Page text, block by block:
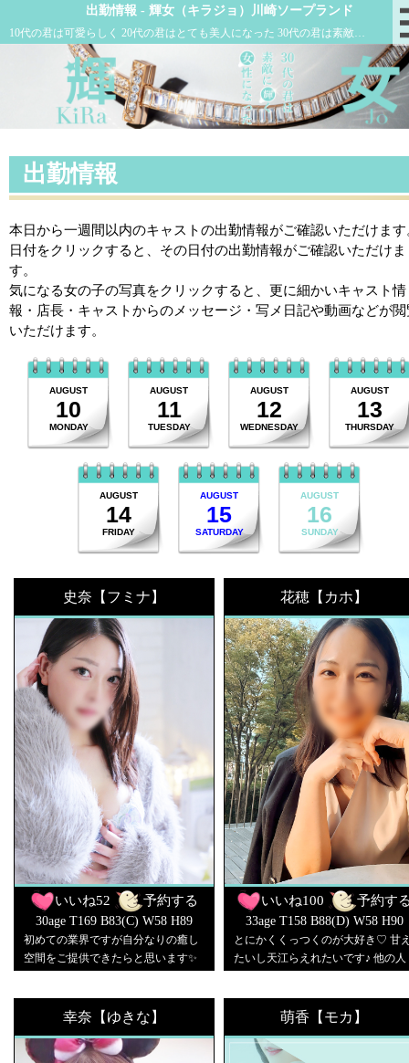
出勤情報 - 輝女（キラジョ）川崎ソープランド
10代の君は可愛らしく 20代の君はとても美人になった 30代の君は素敵に輝く女性になった
出勤情報
本日から一週間以内のキャストの出勤情報がご確認いただけます
日付をクリックすると、その日付の出勤情報がご確認いただけま
す。
気になる女の子の写真をクリックすると、更に細かいキャスト情
報・店長・キャストからのメッセージ・写メ日記や動画などが閲
いただけます。
AUGUST
10
MONDAY
AUGUST
11
TUESDAY
AUGUST
12
WEDNESDAY
AUGUST
13
THURSDAY
AUGUST
14
FRIDAY
AUGUST
15
SATURDAY
AUGUST
16
SUNDAY
史奈【フミナ】
いいね52 予約する
30age T169 B83(C) W58 H89
初めての業界ですが自分なりの癒し
空間をご提供できたらと思います✨
花穂【カホ】
いいね100 予約す
33age T158 B88(D) W58 H90
とにかくくっつくのが大好き♡ 甘
たいし天江らえれたいです♪ 他の人
幸奈【ゆきな】 萌香【モカ】